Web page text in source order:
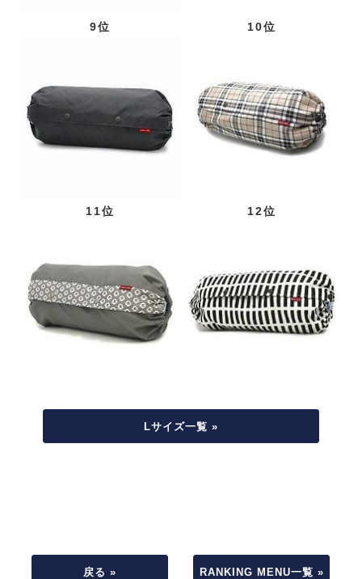
9位 10位
11位 12位
Lサイズ一覧 »
戻る » RANKING MENU一覧 »